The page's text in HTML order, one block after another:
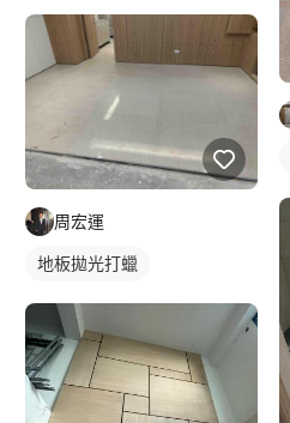
周宏運
地板拋光打蠟